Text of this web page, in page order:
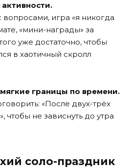
игра «я никогда
«мини-награды» за
уже достаточно, чтобы
в хаотичный скролл
границы по времени.
«После двух-трёх
чтобы не зависнуть до утра
соло-праздник